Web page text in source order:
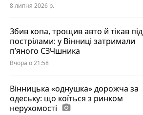
8 липня 2026 р.
Збив копа, трощив авто й тікав під
пострілами: у Вінниці затримали
п’яного СЗЧшника
Вчора о 21:58
Вінницька «однушка» дорожча за
одеську: що коїться з ринком
нерухомості photo_camera